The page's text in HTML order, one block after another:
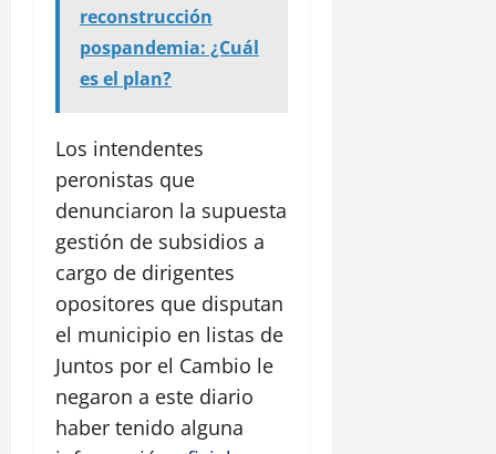
reconstrucción
pospandemia: ¿Cuál
es el plan?
Los intendentes
peronistas que
denunciaron la supuesta
gestión de subsidios a
cargo de dirigentes
opositores que disputan
el municipio en listas de
Juntos por el Cambio le
negaron a este diario
haber tenido alguna